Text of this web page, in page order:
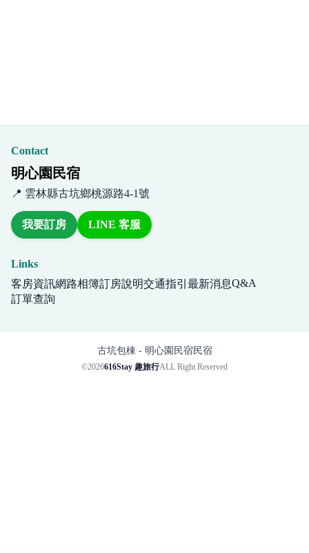
Contact
明心園民宿
📍 雲林縣古坑鄉桃源路4-1號
我要訂房 LINE 客服
Links
客房資訊網路相簿訂房說明交通指引 最新消息Q&A
訂單查詢
古坑包棟 - 明心園民宿民宿
©2026616Stay 趣旅行ALL Right Reserved